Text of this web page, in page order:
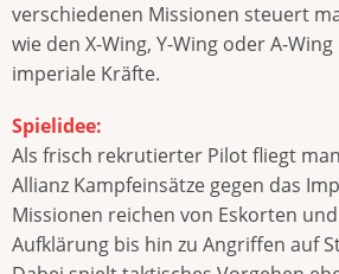
verschiedenen Missionen steuert
wie den X-Wing, Y-Wing oder A-
imperiale Kräfte.
Spielidee:
Als frisch rekrutierter Pilot fliegt
Allianz Kampfeinsätze gegen das
Missionen reichen von Eskorten
Aufklärung bis hin zu Angriffen auf